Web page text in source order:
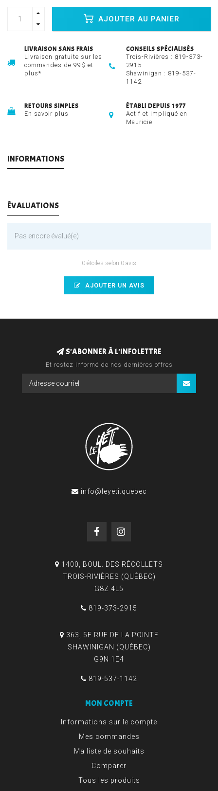
AJOUTER AU PANIER
LIVRAISON SANS FRAIS
Livraison gratuite sur les
commandes de 99$ et
plus*
CONSEILS SPÉCIALISÉS
Trois-Rivières : 819-373-
2915
Shawinigan : 819-537-
1142
RETOURS SIMPLES
En savoir plus
ÉTABLI DEPUIS 1977
Actif et impliqué en
Mauricie
INFORMATIONS
ÉVALUATIONS
Pas encore évalué(e)
0 étoiles selon 0 avis
AJOUTER UN AVIS
S'ABONNER À L'INFOLETTRE
Et restez informé de nos dernières offres
info@leyeti.quebec
1400, BOUL. DES RÉCOLLETS
TROIS-RIVIÈRES (QUÉBEC)
G8Z 4L5
819-373-2915
363, 5E RUE DE LA POINTE
SHAWINIGAN (QUÉBEC)
G9N 1E4
819-537-1142
MON COMPTE
Informations sur le compte
Mes commandes
Ma liste de souhaits
Comparer
Tous les produits